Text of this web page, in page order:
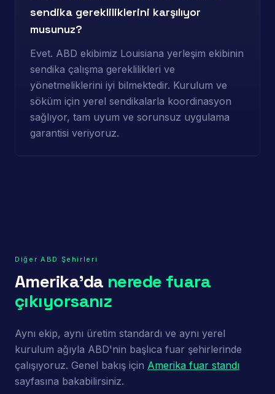
sendika gerekliliklerini karşılıyor
musunuz?
Evet. ABD ekibimiz Louisiana yerleşim ekibinin
sendika çalışma gereklilikleri ve
yönetmeliklerini iyi bilmektedir. Kurulum ve
söküm için yerel sendikalarla koordinasyon
sağlıyor, tam uyum ve sorunsuz uygulama
garantisi veriyoruz.
Diğer ABD Şehirleri
Amerika'da nerede fuara
çıkıyorsanız
Aynı ekip, aynı üretim standardı ve aynı yerel
kurulum ağıyla ABD'nin başlıca fuar şehirlerinde
çalışıyoruz. Genel bakış için Amerika fuar standı
sayfasına bakabilirsiniz.